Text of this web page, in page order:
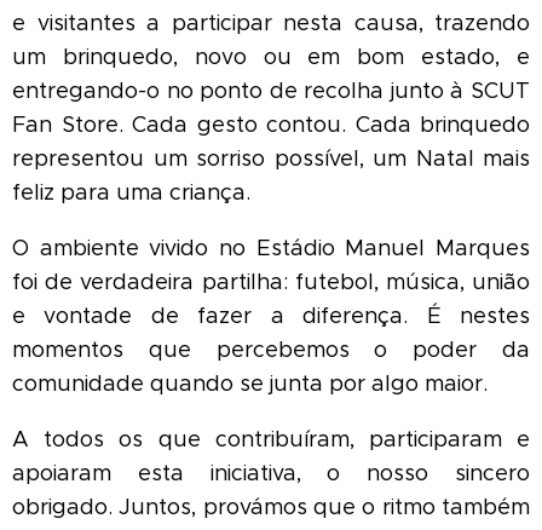
e visitantes a participar nesta causa, trazendo
um brinquedo, novo ou em bom estado, e
entregando-o no ponto de recolha junto à SCUT
Fan Store. Cada gesto contou. Cada brinquedo
representou um sorriso possível, um Natal mais
feliz para uma criança. 🎅✨
O ambiente vivido no Estádio Manuel Marques
foi de verdadeira partilha: futebol, música, união
e vontade de fazer a diferença. É nestes
momentos que percebemos o poder da
comunidade quando se junta por algo maior.
A todos os que contribuíram, participaram e
apoiaram esta iniciativa, o nosso sincero
obrigado. Juntos, provámos que o ritmo também